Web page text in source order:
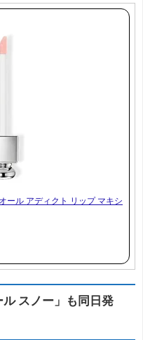
ール アディクト リップ マキシ
スノー」も同日発